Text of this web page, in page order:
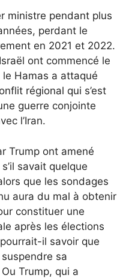
ministre pendant plus
perdant le
en 2021 et 2022.
ont commencé le
Hamas a attaqué
régional qui s’est
guerre conjointe
l’Iran.
Trump ont amené
savait quelque
que les sondages
aura du mal à obtenir
constituer une
après les élections
il savoir que
sa
Trump, qui a